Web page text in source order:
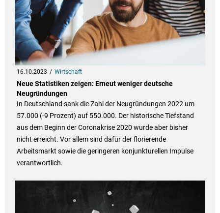
16.10.2023 Wirtschaft
Neue Statistiken zeigen: Erneut weniger deutsche
Neugründungen
In Deutschland sank die Zahl der Neugründungen 2022 um
57.000 (-9 Prozent) auf 550.000. Der historische Tiefstand
aus dem Beginn der Coronakrise 2020 wurde aber bisher
nicht erreicht. Vor allem sind dafür der florierende
Arbeitsmarkt sowie die geringeren konjunkturellen Impulse
verantwortlich.